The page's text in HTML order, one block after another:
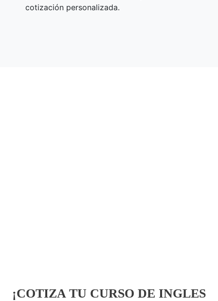
cotización personalizada.
¡COTIZA TU CURSO DE INGLES